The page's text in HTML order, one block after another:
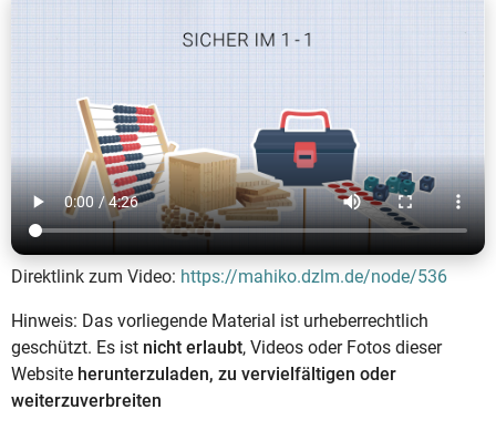
Direktlink zum Video: https://mahiko.dzlm.de/node/536
Hinweis: Das vorliegende Material ist urheberrechtlich
geschützt. Es ist nicht erlaubt, Videos oder Fotos dieser
Website herunterzuladen, zu vervielfältigen oder
weiterzuverbreiten